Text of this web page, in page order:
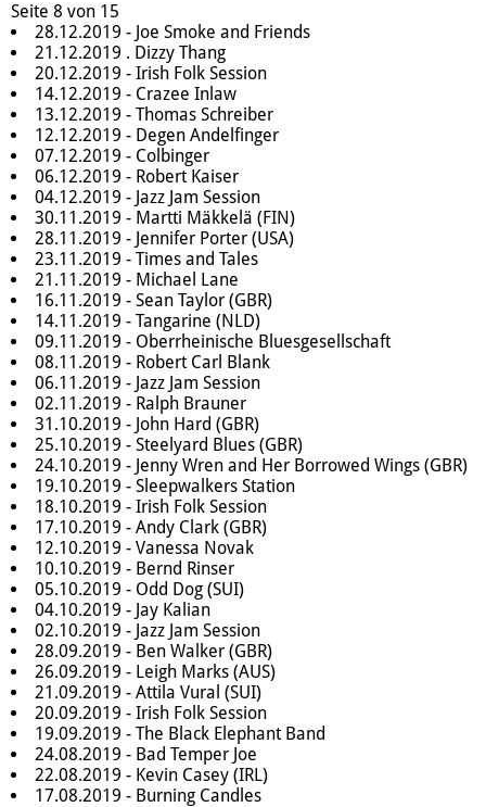
Seite 8 von 15
28.12.2019 - Joe Smoke and Friends
21.12.2019 . Dizzy Thang
20.12.2019 - Irish Folk Session
14.12.2019 - Crazee Inlaw
13.12.2019 - Thomas Schreiber
12.12.2019 - Degen Andelfinger
07.12.2019 - Colbinger
06.12.2019 - Robert Kaiser
04.12.2019 - Jazz Jam Session
30.11.2019 - Martti Mäkkelä (FIN)
28.11.2019 - Jennifer Porter (USA)
23.11.2019 - Times and Tales
21.11.2019 - Michael Lane
16.11.2019 - Sean Taylor (GBR)
14.11.2019 - Tangarine (NLD)
09.11.2019 - Oberrheinische Bluesgesellschaft
08.11.2019 - Robert Carl Blank
06.11.2019 - Jazz Jam Session
02.11.2019 - Ralph Brauner
31.10.2019 - John Hard (GBR)
25.10.2019 - Steelyard Blues (GBR)
24.10.2019 - Jenny Wren and Her Borrowed Wings (GBR)
19.10.2019 - Sleepwalkers Station
18.10.2019 - Irish Folk Session
17.10.2019 - Andy Clark (GBR)
12.10.2019 - Vanessa Novak
10.10.2019 - Bernd Rinser
05.10.2019 - Odd Dog (SUI)
04.10.2019 - Jay Kalian
02.10.2019 - Jazz Jam Session
28.09.2019 - Ben Walker (GBR)
26.09.2019 - Leigh Marks (AUS)
21.09.2019 - Attila Vural (SUI)
20.09.2019 - Irish Folk Session
19.09.2019 - The Black Elephant Band
24.08.2019 - Bad Temper Joe
22.08.2019 - Kevin Casey (IRL)
17.08.2019 - Burning Candles